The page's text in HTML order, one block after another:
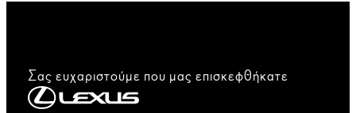
Σας ευχαριστούμε που μας επισκεφθήκατε